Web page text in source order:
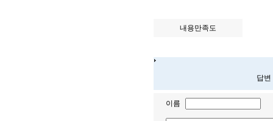
내용만족도
답
이름